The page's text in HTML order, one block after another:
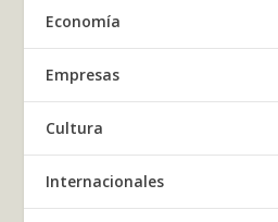
Economía
Empresas
Cultura
Internacionales